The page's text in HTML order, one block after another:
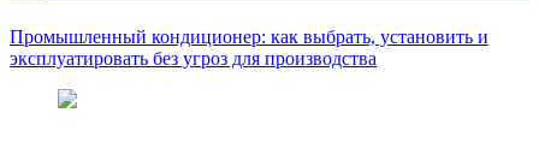
Промышленный кондиционер: как выбрать, установить и
эксплуатировать без угроз для производства